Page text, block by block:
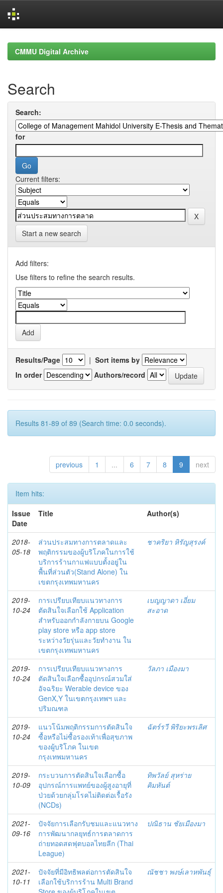
navigationCMMU Digital Archive
Search
Search:
for
Current filters:
Start a new search
Add filters:
Use filters to refine the search results.
Results/Page | Sort items by
In order
Authors/record
Results 81-89 of 89 (Search time: 0.0 seconds).
previous 1 ... 6 7 8 9 next
Item hits:
Issue
Date
Title Author(s)
2018-
05-18
ส่วนประสมทางการตลาดและ
พฤติกรรมของผู้บริโภคในการใช้
บริการร้านกาแฟแบบตั้งอยู่ใน
พื้นที่ส่วนตัว(Stand Alone) ใน
เขตกรุงเทพมหานคร
ชาคริยา หิรัญสุรงค์
2019-
10-24
การเปรียบเทียบแนวทางการ
ตัดสินใจเลือกใช้ Application
สำหรับออกกำลังกายบน Google
play store หรือ app store
ระหว่างวัยรุ่นและวัยทำงาน ใน
เขตกรุงเทพมหานคร
เบญญาดา เอี่ยม
สะอาด
2019-
10-24
การเปรียบเทียบแนวทางการ
ตัดสินใจเลือกซื้ออุปกรณ์สวมใส่
อัจฉริยะ Werable device ของ
GenX,Y ในเขตกรุงเทพฯ และ
ปริมณฑล
วัลภา เมืองมา
2019-
10-24
แนวโน้มพฤติกรรมการตัดสินใจ
ซื้อหรือไม่ซื้อรองเท้าเพื่อสุขภาพ
ของผู้บริโภค ในเขต
กรุงเทพมหานคร
ฉัตร์รวี พิริยะพรเลิศ
2019-
10-09
กระบวนการตัดสินใจเลือกซื้อ
อุปกรณ์การแพทย์ของผู้สูงอายุที่
ป่วยด้วยกลุ่มโรคไม่ติดต่อเรื้อรัง
(NCDs)
ทิพวัลย์ สุหร่าย
คิมหันต์
2021-
09-16
ปัจจัยการเลือกรับชมและแนวทาง
การพัฒนากลยุทธ์การตลาดการ
ถ่ายทอดสดฟุตบอลไทยลีก (Thai
League)
ปณิธาน ชัยเมืองมา
2021-
10-11
ปัจจัยที่มีอิทธิพลต่อการตัดสินใจ
เลือกใช้บริการร้าน Multi Brand
ณัชชา พงษ์เลาหพันธุ์